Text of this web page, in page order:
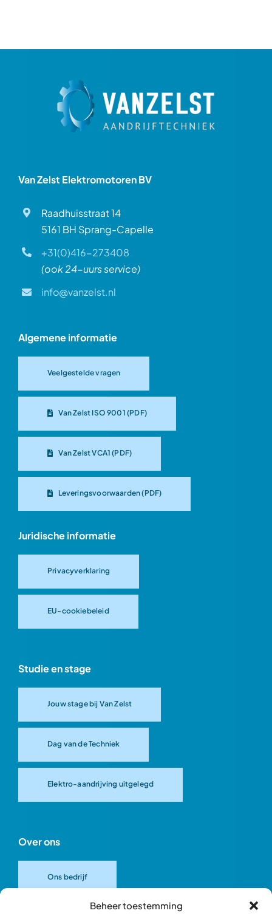
Beheer toestemming
Van Zelst Elektromotoren BV
Raadhuisstraat 14
5161 BH Sprang-Capelle
+31(0)416-273408
(ook 24-uurs service)
info@vanzelst.nl
Algemene informatie
Veelgestelde vragen
Van Zelst ISO 9001 (PDF)
Van Zelst VCA1 (PDF)
Leveringsvoorwaarden (PDF)
Juridische informatie
Privacyverklaring
EU-cookiebeleid
Studie en stage
Jouw stage bij Van Zelst
Dag van de Techniek
Elektro-aandrijving uitgelegd
Over ons
Ons bedrijf